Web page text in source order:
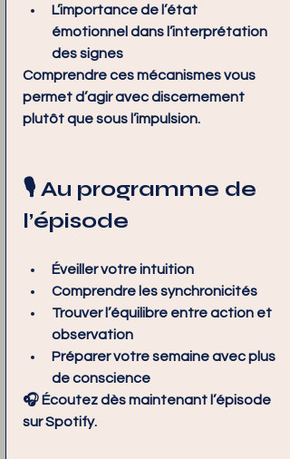
L’importance de l’état
émotionnel dans l’interprétation
des signes
Comprendre ces mécanismes vous
permet d’agir avec discernement
plutôt que sous l’impulsion.
🎙️ Au programme de
l’épisode
Éveiller votre intuition
Comprendre les synchronicités
Trouver l’équilibre entre action et
observation
Préparer votre semaine avec plus
de conscience
🎧 Écoutez dès maintenant l’épisode
sur Spotify.